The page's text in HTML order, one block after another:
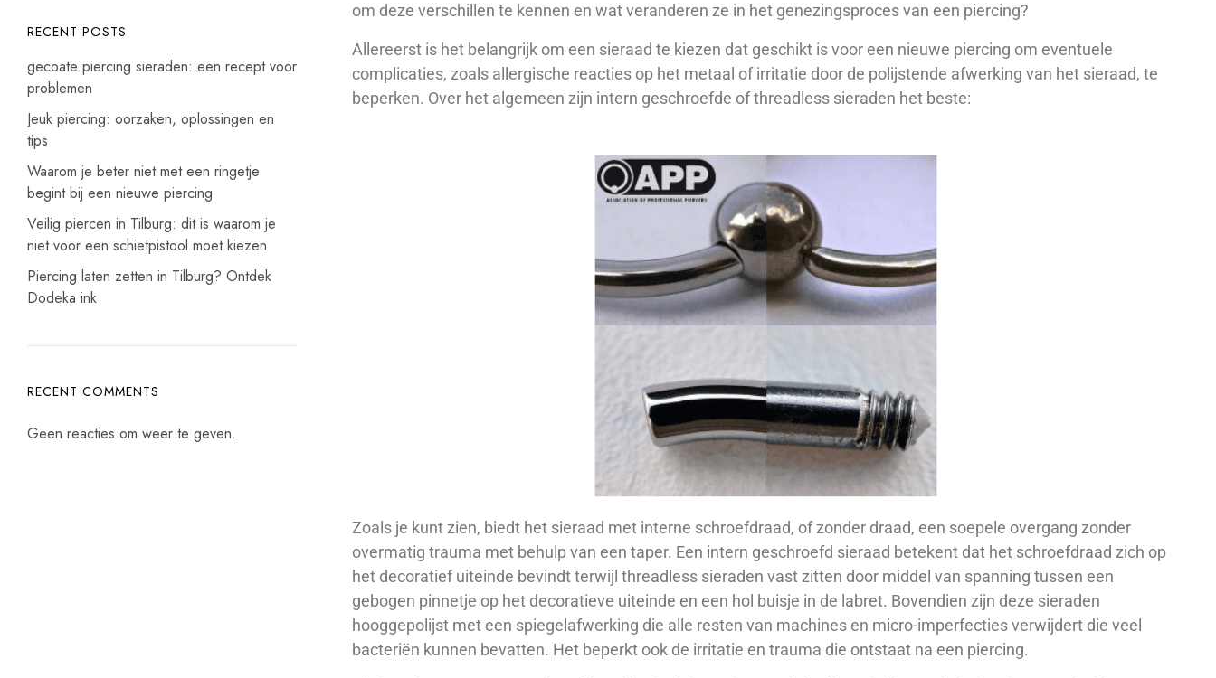
RECENT POSTS
gecoate piercing sieraden: een recept voor
problemen
Jeuk piercing: oorzaken, oplossingen en
tips
Waarom je beter niet met een ringetje
begint bij een nieuwe piercing
Veilig piercen in Tilburg: dit is waarom je
niet voor een schietpistool moet kiezen
Piercing laten zetten in Tilburg? Ontdek
Dodeka ink
RECENT COMMENTS
Geen reacties om weer te geven.
om deze verschillen te kennen en wat veranderen ze in het genezingsproces van een piercing?
Allereerst is het belangrijk om een ​​sieraad te kiezen dat geschikt is voor een nieuwe piercing om eventuele
complicaties, zoals allergische reacties op het metaal of irritatie door de polijstende afwerking van het sieraad, te
beperken. Over het algemeen zijn intern geschroefde of threadless sieraden het beste:
Zoals je kunt zien, biedt het sieraad met interne schroefdraad, of zonder draad, een soepele overgang zonder
overmatig trauma met behulp van een taper. Een intern geschroefd sieraad betekent dat het schroefdraad zich op
het decoratief uiteinde bevindt terwijl threadless sieraden vast zitten door middel van spanning tussen een
gebogen pinnetje op het decoratieve uiteinde en een hol buisje in de labret. Bovendien zijn deze sieraden
hooggepolijst met een spiegelafwerking die alle resten van machines en micro-imperfecties verwijdert die veel
bacteriën kunnen bevatten. Het beperkt ook de irritatie en trauma die ontstaat na een piercing.